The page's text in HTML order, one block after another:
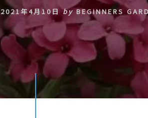
2021年4月10日 by BEGINNERS